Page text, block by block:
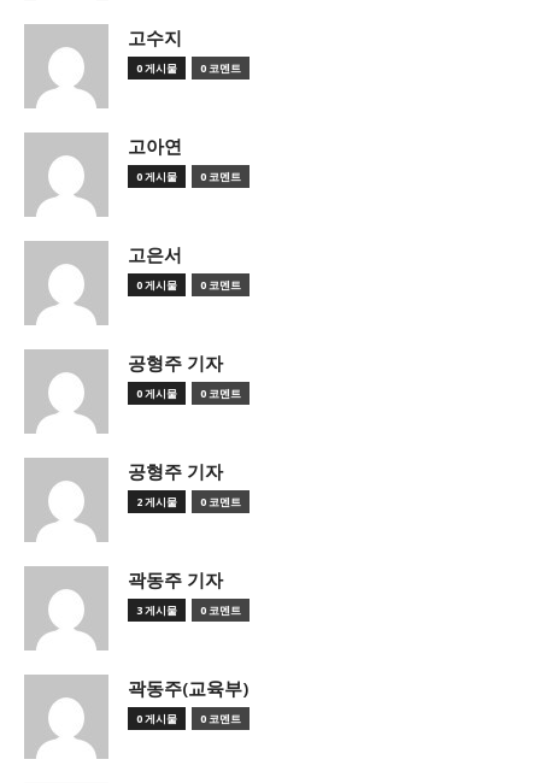
고수지
0 게시물 0 코멘트
고아연
0 게시물 0 코멘트
고은서
0 게시물 0 코멘트
공형주 기자
0 게시물 0 코멘트
공형주 기자
2 게시물 0 코멘트
곽동주 기자
3 게시물 0 코멘트
곽동주(교육부)
0 게시물 0 코멘트